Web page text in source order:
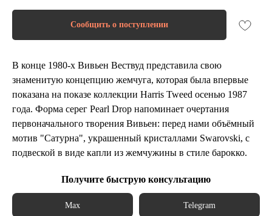
Сообщить о поступлении
В конце 1980-х Вивьен Вествуд представила свою
знаменитую концепцию жемчуга, которая была впервые
показана на показе коллекции Harris Tweed осенью 1987
года. Форма серег Pearl Drop напоминает очертания
первоначального творения Вивьен: перед нами объёмный
мотив "Сатурна", украшенный кристаллами Swarovski, с
подвеской в виде капли из жемчужины в стиле барокко.
Получите быструю консультацию
Max Telegram